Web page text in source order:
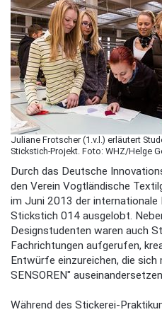
Juliane Frotscher (1.v.l.) erläutert
Stickstich-Projekt. Foto: WHZ/Helge
Durch das Deutsche
den Verein Vogtländische
im Juni 2013 der internationale
Stickstich 014 ausgelobt.
Designstudenten waren auch
Fachrichtungen aufgerufen,
Entwürfe einzureichen, die
SENSOREN"
Während des Stickerei-